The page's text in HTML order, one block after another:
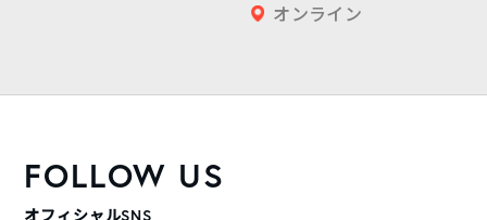
オンライン
FOLLOW US
オフィシャルSNS